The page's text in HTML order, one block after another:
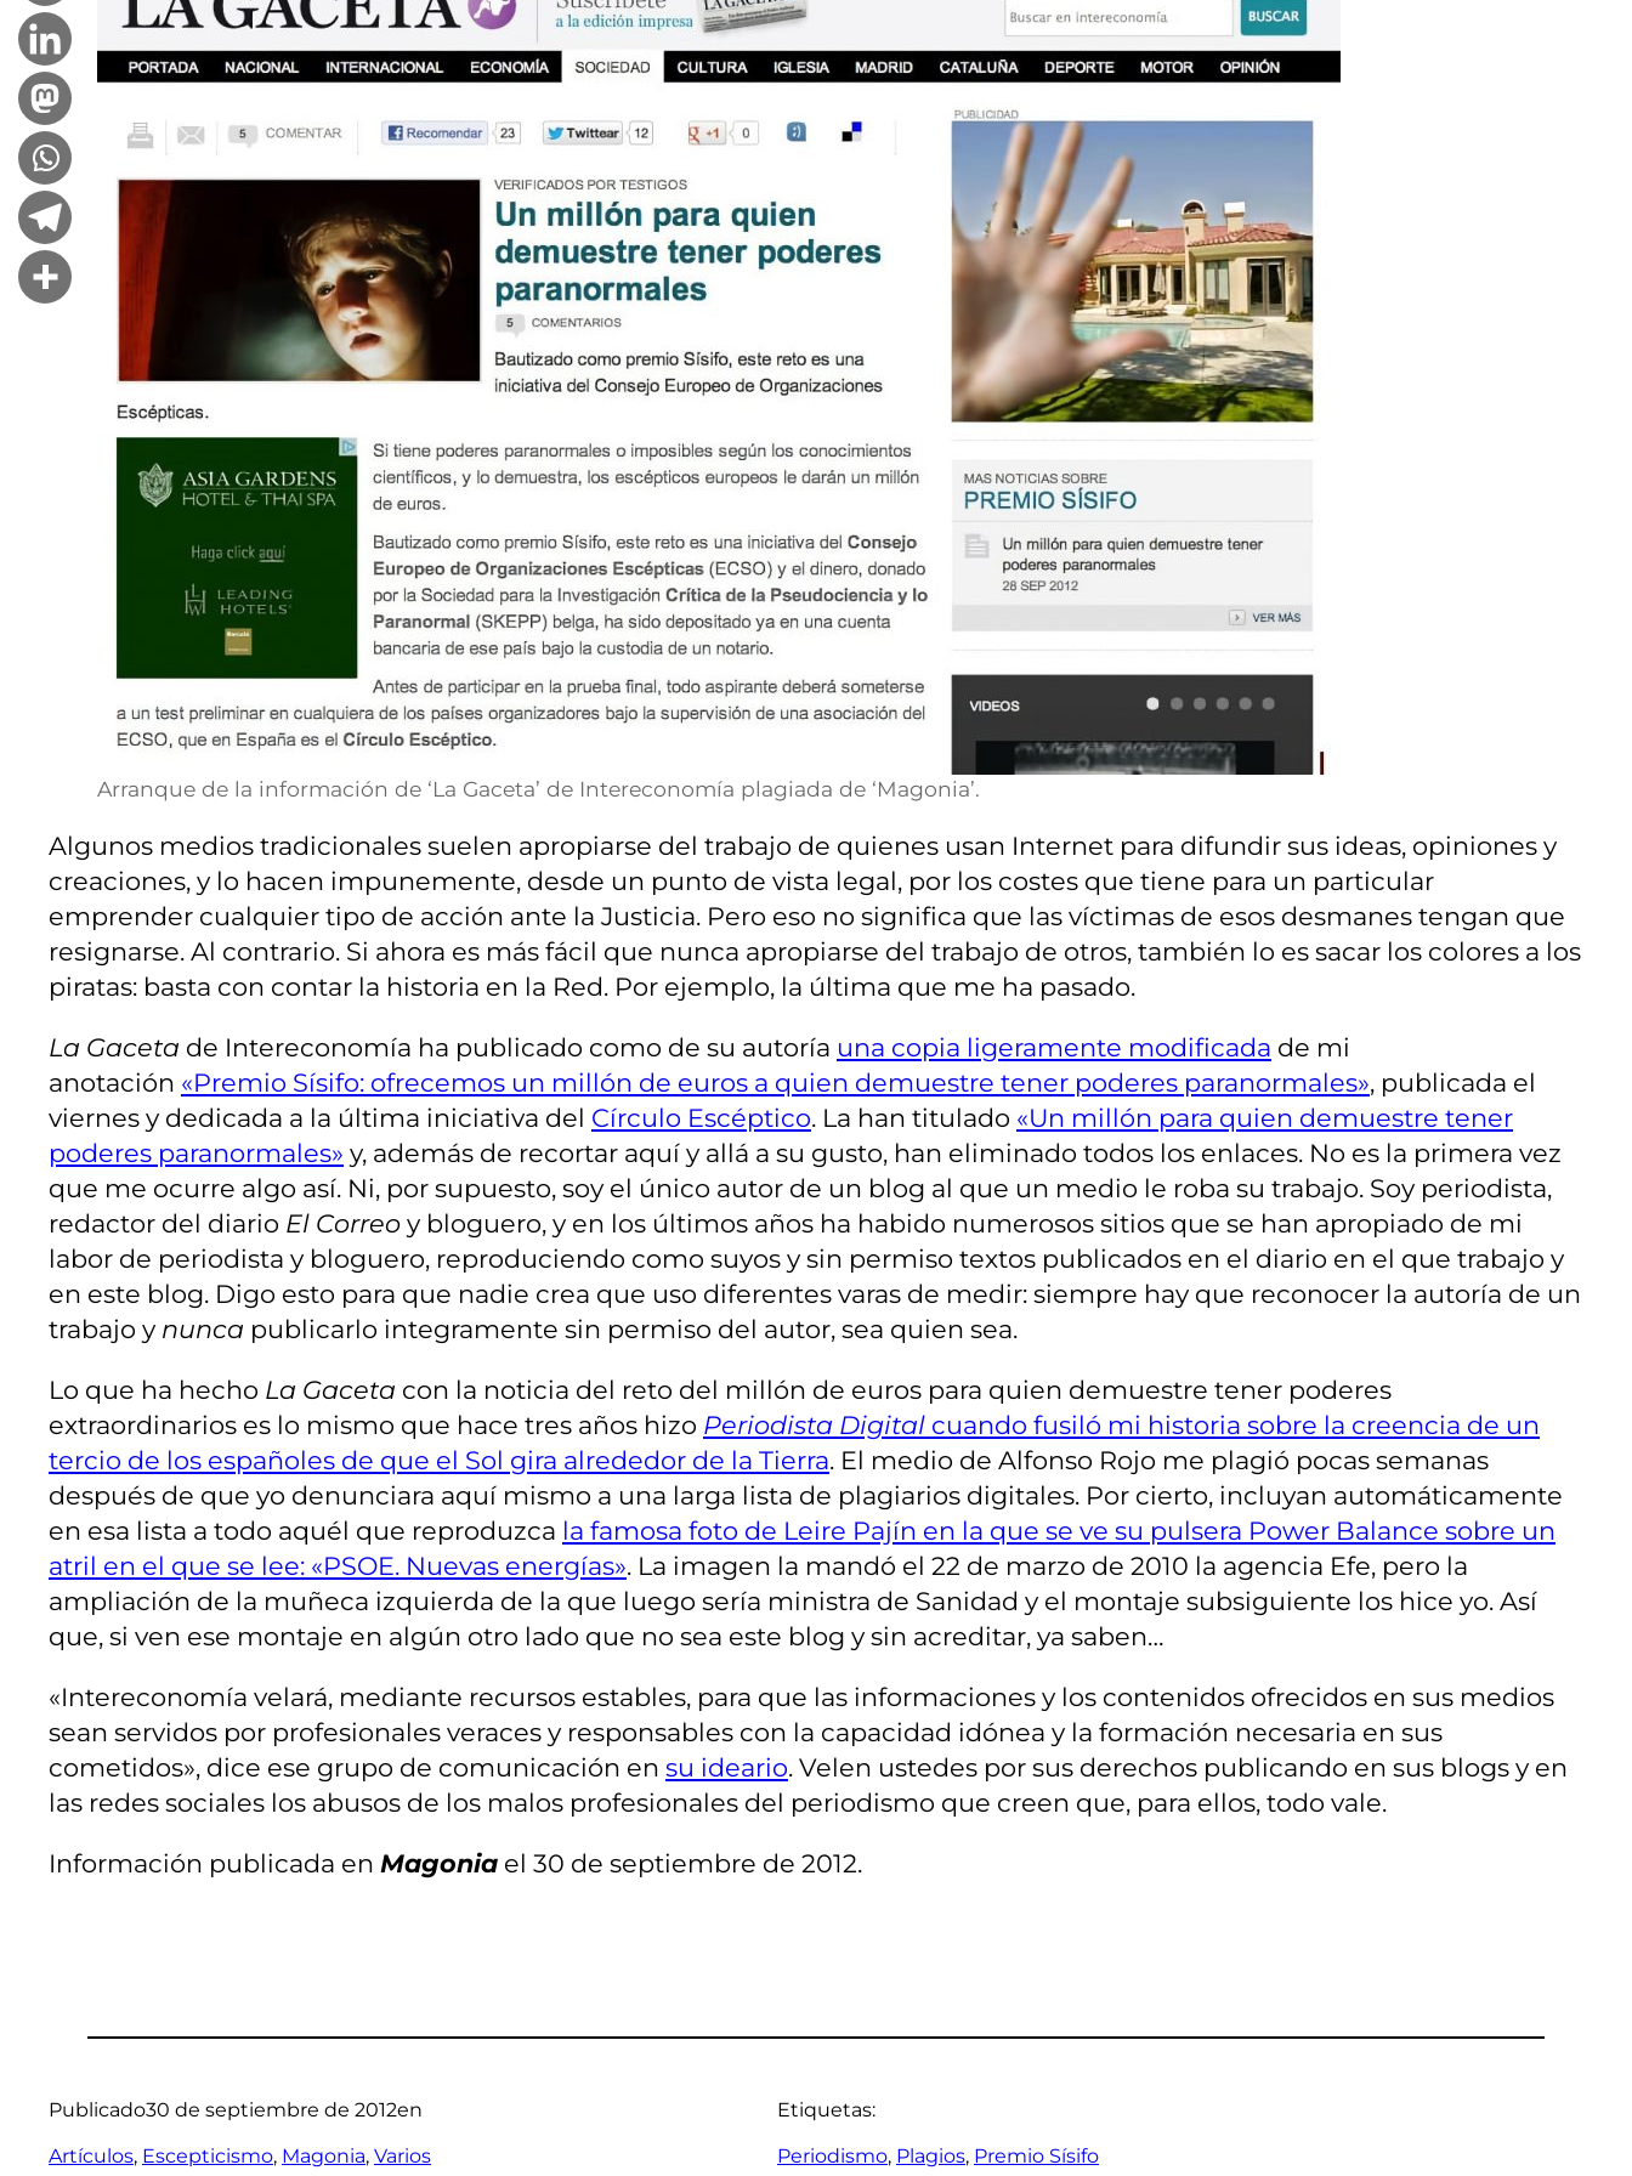
Arranque de la información de ‘La Gaceta’ de Intereconomía plagiada de ‘Magonia’.
Algunos medios tradicionales suelen apropiarse del trabajo de quienes usan Internet para difundir sus ideas, opiniones y
creaciones, y lo hacen impunemente, desde un punto de vista legal, por los costes que tiene para un particular
emprender cualquier tipo de acción ante la Justicia. Pero eso no significa que las víctimas de esos desmanes tengan que
resignarse. Al contrario. Si ahora es más fácil que nunca apropiarse del trabajo de otros, también lo es sacar los colores a los
piratas: basta con contar la historia en la Red. Por ejemplo, la última que me ha pasado.
La Gaceta de Intereconomía ha publicado como de su autoría una copia ligeramente modificada de mi
anotación «Premio Sísifo: ofrecemos un millón de euros a quien demuestre tener poderes paranormales», publicada el
viernes y dedicada a la última iniciativa del Círculo Escéptico. La han titulado «Un millón para quien demuestre tener
poderes paranormales» y, además de recortar aquí y allá a su gusto, han eliminado todos los enlaces. No es la primera vez
que me ocurre algo así. Ni, por supuesto, soy el único autor de un blog al que un medio le roba su trabajo. Soy periodista,
redactor del diario El Correo y bloguero, y en los últimos años ha habido numerosos sitios que se han apropiado de mi
labor de periodista y bloguero, reproduciendo como suyos y sin permiso textos publicados en el diario en el que trabajo y
en este blog. Digo esto para que nadie crea que uso diferentes varas de medir: siempre hay que reconocer la autoría de un
trabajo y nunca publicarlo integramente sin permiso del autor, sea quien sea.
Lo que ha hecho La Gaceta con la noticia del reto del millón de euros para quien demuestre tener poderes
extraordinarios es lo mismo que hace tres años hizo Periodista Digital cuando fusiló mi historia sobre la creencia de un
tercio de los españoles de que el Sol gira alrededor de la Tierra. El medio de Alfonso Rojo me plagió pocas semanas
después de que yo denunciara aquí mismo a una larga lista de plagiarios digitales. Por cierto, incluyan automáticamente
en esa lista a todo aquél que reproduzca la famosa foto de Leire Pajín en la que se ve su pulsera Power Balance sobre un
atril en el que se lee: «PSOE. Nuevas energías». La imagen la mandó el 22 de marzo de 2010 la agencia Efe, pero la
ampliación de la muñeca izquierda de la que luego sería ministra de Sanidad y el montaje subsiguiente los hice yo. Así
que, si ven ese montaje en algún otro lado que no sea este blog y sin acreditar, ya saben…
«Intereconomía velará, mediante recursos estables, para que las informaciones y los contenidos ofrecidos en sus medios
sean servidos por profesionales veraces y responsables con la capacidad idónea y la formación necesaria en sus
cometidos», dice ese grupo de comunicación en su ideario. Velen ustedes por sus derechos publicando en sus blogs y en
las redes sociales los abusos de los malos profesionales del periodismo que creen que, para ellos, todo vale.
Información publicada en Magonia el 30 de septiembre de 2012.
Publicado30 de septiembre de 2012en
Artículos, Escepticismo, Magonia, Varios
Etiquetas:
Periodismo, Plagios, Premio Sísifo